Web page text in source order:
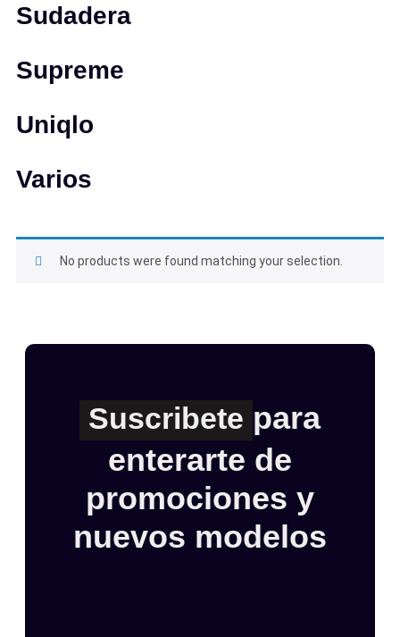
Sudadera
Supreme
Uniqlo
Varios
No products were found matching your selection.
Suscribete para
enterarte de
promociones y
nuevos modelos